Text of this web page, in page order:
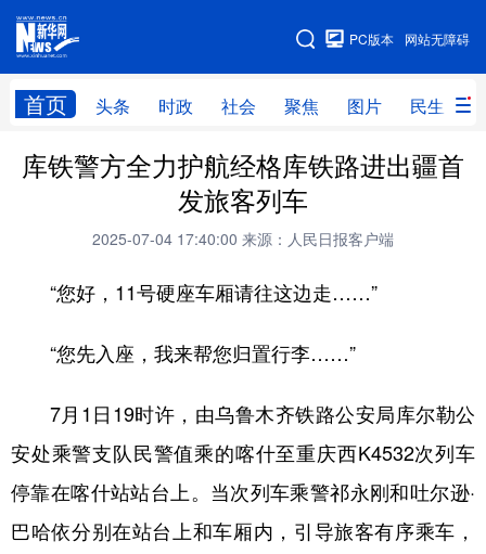
网站无障碍
PC版本
首页 头条 时政 社会 聚焦 图片 民生
网站地图
头条 时政 社会 聚焦
民生 访谈
服务
云游新疆 云端悦读 云看书画
人事频道 融媒体联播 廉政频道
地方频道
辽宁 吉林 上海 江苏
库铁警方全力护航经格库铁路进出疆首
发旅客列车
2025-07-04 17:40:00 来源：人民日报客户端
“您好，11号硬座车厢请往这边走……”
“您先入座，我来帮您归置行李……”
7月1日19时许，由乌鲁木齐铁路公安局库尔勒公
安处乘警支队民警值乘的喀什至重庆西K4532次列车
停靠在喀什站站台上。当次列车乘警祁永刚和吐尔逊·
巴哈依分别在站台上和车厢内，引导旅客有序乘车，